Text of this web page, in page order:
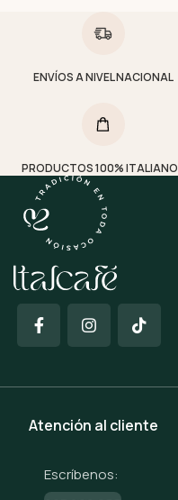
ENVÍOS A NIVEL NACIONAL
PRODUCTOS 100%
Atención al cliente
Escríbenos: